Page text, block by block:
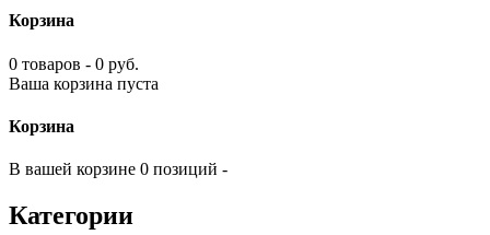
Корзина
0 товаров - 0 руб.
Ваша корзина пуста
Корзина
В вашей корзине 0 позиций -
Категории